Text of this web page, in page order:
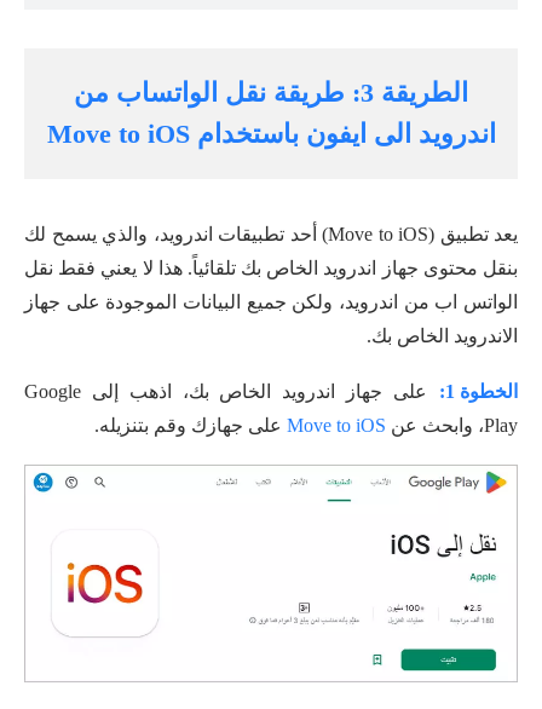
الطريقة 3: طريقة نقل الواتساب من
اندرويد الى ايفون باستخدام Move to iOS
يعد تطبيق (Move to iOS) أحد تطبيقات اندرويد، والذي يسمح لك
بنقل محتوى جهاز اندرويد الخاص بك تلقائياً. هذا لا يعني فقط نقل
الواتس اب من اندرويد، ولكن جميع البيانات الموجودة على جهاز
الاندرويد الخاص بك.
الخطوة 1:
على جهاز اندرويد الخاص بك، اذهب إلى Google
Play، وابحث عن
Move to iOS على جهازك وقم بتنزيله.